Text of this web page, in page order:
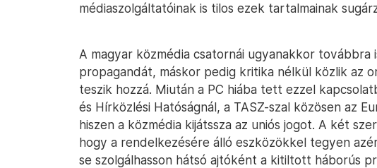
médiaszolgáltatóinak is tilos ezek tartalmainak
A magyar közmédia csatornái ugyanakkor továbbra
propagandát, máskor pedig kritika nélkül közlik az
teszik hozzá. Miután a PC hiába tett ezzel
és Hírközlési Hatóságnál, a TASZ-szal közösen az
hiszen a közmédia kijátssza az uniós jogot. A két
hogy a rendelkezésére álló eszközökkel tegyen
se szolgálhasson hátsó ajtóként a kitiltott háborús